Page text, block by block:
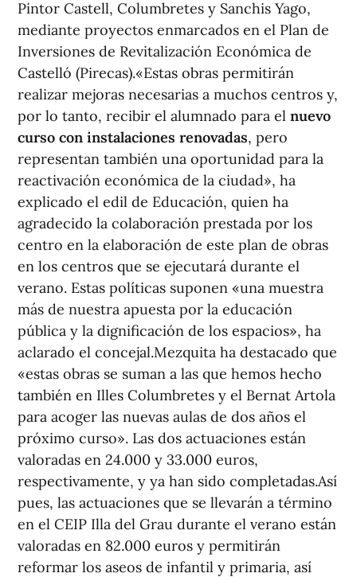
Pintor Castell, Columbretes y Sanchis Yago,
mediante proyectos enmarcados en el Plan de
Inversiones de Revitalización Económica de
Castelló (Pirecas).«Estas obras permitirán
realizar mejoras necesarias a muchos centros y,
por lo tanto, recibir el alumnado para el nuevo
curso con instalaciones renovadas, pero
representan también una oportunidad para la
reactivación económica de la ciudad», ha
explicado el edil de Educación, quien ha
agradecido la colaboración prestada por los
centro en la elaboración de este plan de obras
en los centros que se ejecutará durante el
verano. Estas políticas suponen «una muestra
más de nuestra apuesta por la educación
pública y la dignificación de los espacios», ha
aclarado el concejal.Mezquita ha destacado que
«estas obras se suman a las que hemos hecho
también en Illes Columbretes y el Bernat Artola
para acoger las nuevas aulas de dos años el
próximo curso». Las dos actuaciones están
valoradas en 24.000 y 33.000 euros,
respectivamente, y ya han sido completadas.Así
pues, las actuaciones que se llevarán a término
en el CEIP Illa del Grau durante el verano están
valoradas en 82.000 euros y permitirán
reformar los aseos de infantil y primaria, así